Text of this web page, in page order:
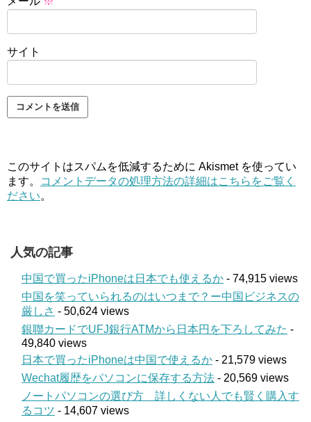
サイト
このサイトはスパムを低減するために Akismet を使ってい
ます。
コメントデータの処理方法の詳細はこちらをご覧く
ださい。
人気の記事
中国で買ったiPhoneは日本でも使えるか - 74,915 views
中国を笑っていられるのはいつまで？ー中国ビジネスの
厳しさ - 50,624 views
銀聯カードでUFJ銀行ATMから日本円を下ろしてみた -
49,840 views
日本で買ったiPhoneは中国で使えるか - 21,579 views
Wechat履歴をパソコンに保存する方法 - 20,569 views
ノートパソコンの選び方 詳しくない人でも賢く購入す
るコツ - 14,607 views